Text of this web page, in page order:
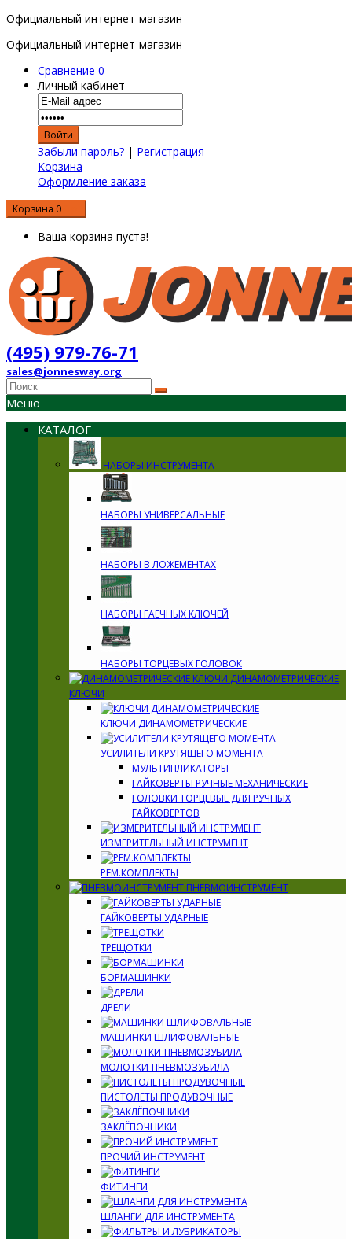
Официальный интернет-магазин
Официальный интернет-магазин
Сравнение 0
Личный кабинет
Забыли пароль? | Регистрация
Корзина
Оформление заказа
Корзина 0
Ваша корзина пуста!
(495) 979-76-71
sales@jonnesway.org
Меню
КАТАЛОГ
НАБОРЫ ИНСТРУМЕНТА
НАБОРЫ УНИВЕРСАЛЬНЫЕ
НАБОРЫ В ЛОЖЕМЕНТАХ
НАБОРЫ ГАЕЧНЫХ КЛЮЧЕЙ
НАБОРЫ ТОРЦЕВЫХ ГОЛОВОК
ДИНАМОМЕТРИЧЕСКИЕ
КЛЮЧИ
КЛЮЧИ ДИНАМОМЕТРИЧЕСКИЕ
УСИЛИТЕЛИ КРУТЯЩЕГО МОМЕНТА
МУЛЬТИПЛИКАТОРЫ
ГАЙКОВЕРТЫ РУЧНЫЕ МЕХАНИЧЕСКИЕ
ГОЛОВКИ ТОРЦЕВЫЕ ДЛЯ РУЧНЫХ
ГАЙКОВЕРТОВ
ИЗМЕРИТЕЛЬНЫЙ ИНСТРУМЕНТ
РЕМ.КОМПЛЕКТЫ
ПНЕВМОИНСТРУМЕНТ
ГАЙКОВЕРТЫ УДАРНЫЕ
ТРЕЩОТКИ
БОРМАШИНКИ
ДРЕЛИ
МАШИНКИ ШЛИФОВАЛЬНЫЕ
МОЛОТКИ-ПНЕВМОЗУБИЛА
ПИСТОЛЕТЫ ПРОДУВОЧНЫЕ
ЗАКЛЁПОЧНИКИ
ПРОЧИЙ ИНСТРУМЕНТ
ФИТИНГИ
ШЛАНГИ ДЛЯ ИНСТРУМЕНТА